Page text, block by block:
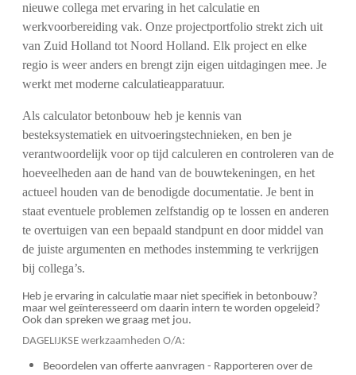
nieuwe collega met ervaring in het calculatie en
werkvoorbereiding vak. Onze projectportfolio strekt zich uit
van Zuid Holland tot Noord Holland. Elk project en elke
regio is weer anders en brengt zijn eigen uitdagingen mee. Je
werkt met moderne calculatieapparatuur.
Als calculator betonbouw heb je kennis van
besteksystematiek en uitvoeringstechnieken, en ben je
verantwoordelijk voor op tijd calculeren en controleren van de
hoeveelheden aan de hand van de bouwtekeningen, en het
actueel houden van de benodigde documentatie. Je bent in
staat eventuele problemen zelfstandig op te lossen en anderen
te overtuigen van een bepaald standpunt en door middel van
de juiste argumenten en methodes instemming te verkrijgen
bij collega’s.
Heb je ervaring in calculatie maar niet specifiek in betonbouw?
maar wel geïnteresseerd om daarin intern te worden opgeleid?
Ook dan spreken we graag met jou.
DAGELIJKSE werkzaamheden O/A:
Beoordelen van offerte aanvragen - Rapporteren over de